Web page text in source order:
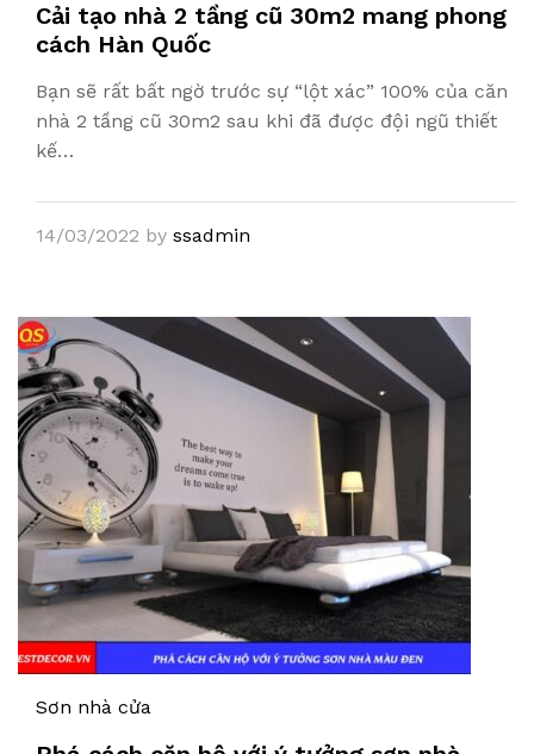
Cải tạo nhà 2 tầng cũ 30m2 mang phong
cách Hàn Quốc
Bạn sẽ rất bất ngờ trước sự “lột xác” 100% của căn
nhà 2 tầng cũ 30m2 sau khi đã được đội ngũ thiết
kế…
14/03/2022 by ssadmin
Sơn nhà cửa